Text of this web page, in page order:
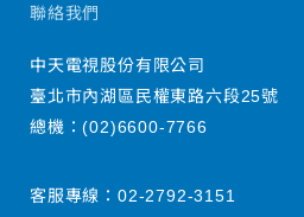
聯絡我們
中天電視股份有限公司
臺北市內湖區民權東路六段25號
總機：(02)6600-7766
客服專線： 02-2792-3151